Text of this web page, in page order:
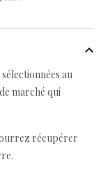
au
marché qui
récupérer